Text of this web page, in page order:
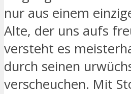
nur aus einem
Alte, der uns aufs
versteht es
durch seinen
verscheuchen. Mit